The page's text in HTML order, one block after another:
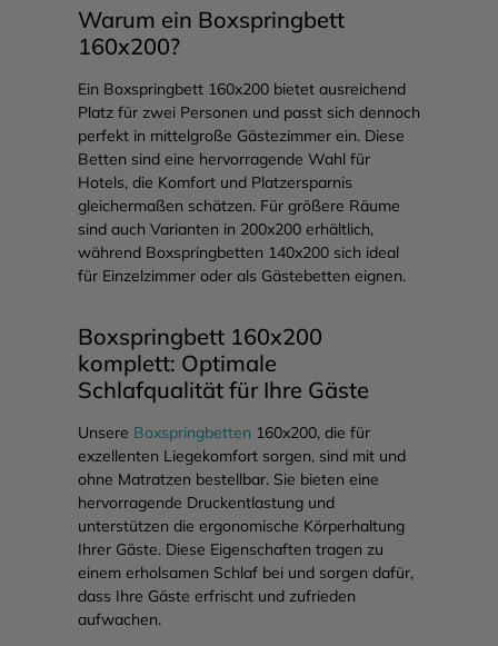
Ein Boxspringbett 160x200 bietet ausreichend
perfekt in mittelgroße Gästezimmer ein. Diese
Betten sind eine hervorragende Wahl für
Hotels, die Komfort und Platzersparnis
gleichermaßen schätzen. Für größere Räume
sind auch Varianten in 200x200 erhältlich,
während Boxspringbetten 140x200 sich ideal
für Einzelzimmer oder als Gästebetten eignen.
Schlafqualität für Ihre Gäste
UnsereBoxspringbetten160x200, die für
ohne Matratzen bestellbar. Sie bieten eine
hervorragende Druckentlastung und
unterstützen die ergonomische Körperhaltung
Ihrer Gäste. Diese Eigenschaften tragen zu
einem erholsamen Schlaf bei und sorgen dafür,
dass Ihre Gäste erfrischt und zufrieden
aufwachen.